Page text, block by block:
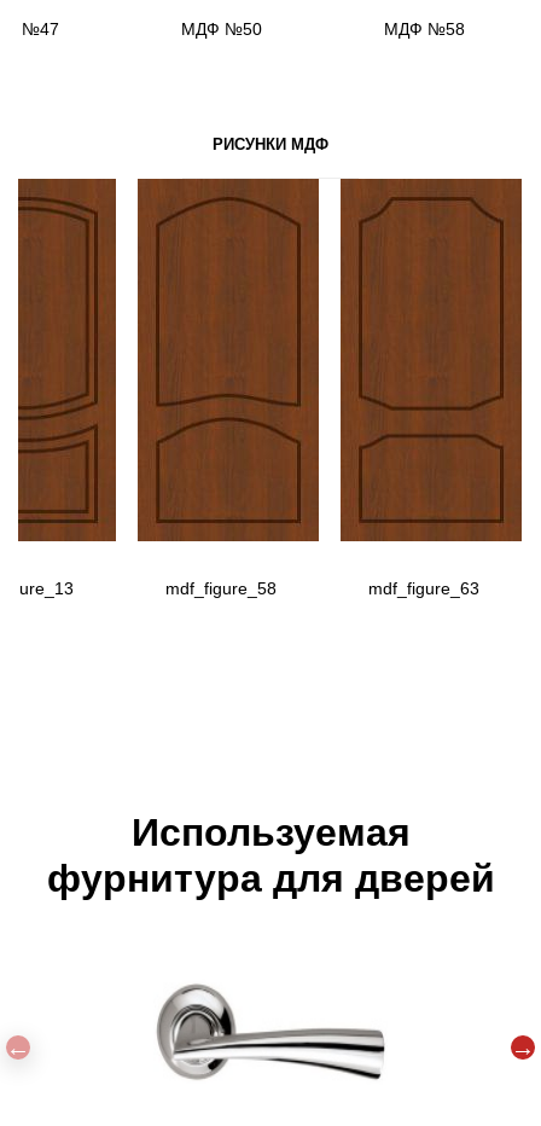
№47 МДФ №50 МДФ №58
РИСУНКИ МДФ
mdf_figure_58 mdf_figure_63
Используемая
фурнитура для дверей